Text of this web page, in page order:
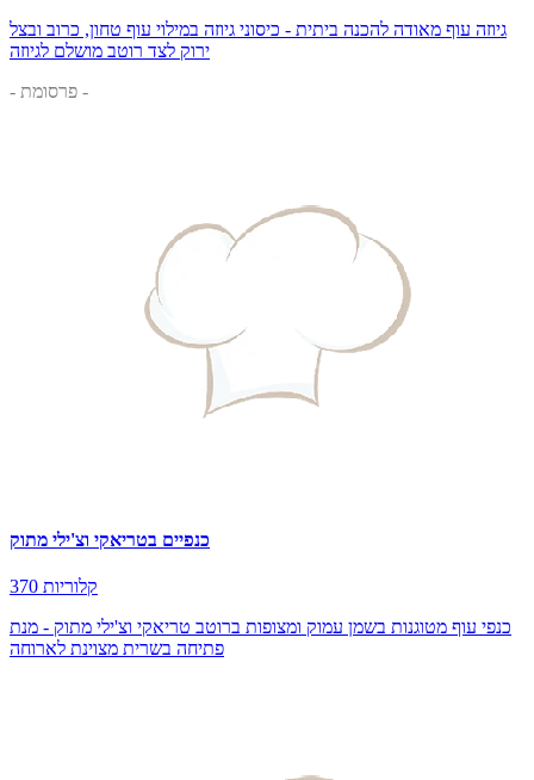
גיוזה עוף מאודה להכנה ביתית - כיסוני גיוזה במילוי עוף טחון, כרוב ובצל
ירוק לצד רוטב מושלם לגיוזה
- פרסומת -
כנפיים בטריאקי וצ'ילי מתוק
370 קלוריות
כנפי עוף מטוגנות בשמן עמוק ומצופות ברוטב טריאקי וצ'ילי מתוק - מנת
פתיחה בשרית מצוינת לארוחה